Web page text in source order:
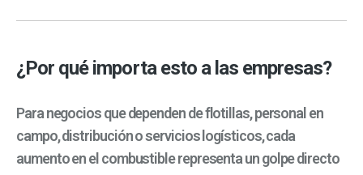
¿Por qué importa esto a las empresas?
Para negocios que dependen de flotillas, personal en
campo, distribución o servicios logísticos, cada
aumento en el combustible representa un golpe directo